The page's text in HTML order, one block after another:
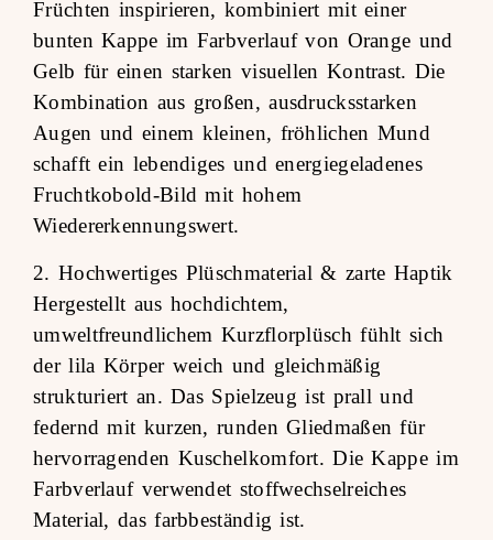
Früchten inspirieren, kombiniert mit einer
bunten Kappe im Farbverlauf von Orange und
Gelb für einen starken visuellen Kontrast. Die
Kombination aus großen, ausdrucksstarken
Augen und einem kleinen, fröhlichen Mund
schafft ein lebendiges und energiegeladenes
Fruchtkobold-Bild mit hohem
Wiedererkennungswert.
2. Hochwertiges Plüschmaterial & zarte Haptik
Hergestellt aus hochdichtem,
umweltfreundlichem Kurzflorplüsch fühlt sich
der lila Körper weich und gleichmäßig
strukturiert an. Das Spielzeug ist prall und
federnd mit kurzen, runden Gliedmaßen für
hervorragenden Kuschelkomfort. Die Kappe im
Farbverlauf verwendet stoffwechselreiches
Material, das farbbeständig ist.